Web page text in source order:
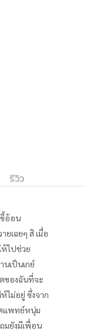
รีวิว
อ้อน
ยเฉยๆ สิ เมื่อ
ไปช่วย
เป็นเกย์
ของฉันที่จะ
ไม่อยู่ ซึ่งจาก
แพทย์หนุ่ม
มยังมีเพื่อน